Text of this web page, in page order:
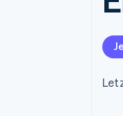
Beschleunigter
Financial